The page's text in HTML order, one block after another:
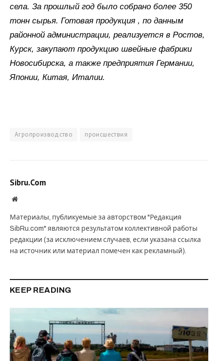
села. За прошлый год было собрано более 350
тонн сырья. Готовая продукция , по данным
районной администрации, реализуется в Ростов,
Курск, закупают продукцию швейные фабрики
Новосибирска, а также предприятия Германии,
Японии, Китая, Италии.
Агропроизводство происшествия
Sibru.Com
Website
Материалы, публикуемые за авторством "Редакция
SibRu.com" являются результатом коллективной работы
редакции (за исключением случаев, если указана ссылка
на источник или материал помечен как рекламный).
KEEP READING